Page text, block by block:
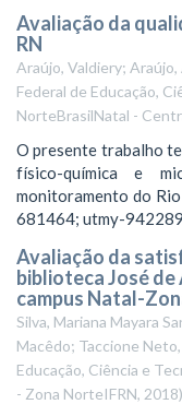
Avaliação da
RN
Araújo, Valdiery;
Federal de Educação,
NorteBrasilNatal -
O presente trabalho
físico-química e
monitoramento do
681464; utmy-
Avaliação da
biblioteca José de
campus Natal-
Silva, Mariana Mayara
Macêdo; Taccione
Educação, Ciência e
- Zona NorteIFRN, 2018)